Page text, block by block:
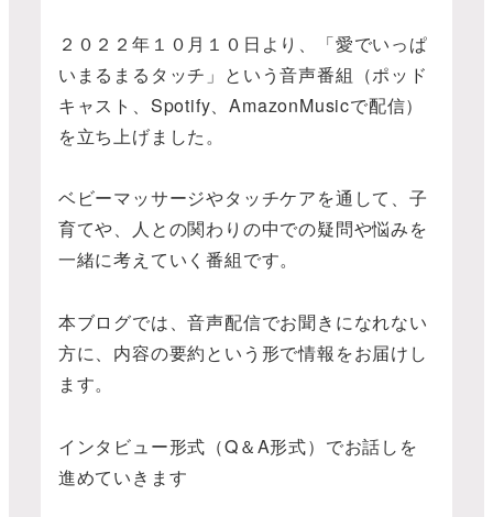
２０２２年１０月１０日より、「愛でいっぱ
いまるまるタッチ」という音声番組（ポッド
キャスト、Spotify、AmazonMusicで配信）
を立ち上げました。
ベビーマッサージやタッチケアを通して、子
育てや、人との関わりの中での疑問や悩みを
一緒に考えていく番組です。
本ブログでは、音声配信でお聞きになれない
方に、内容の要約という形で情報をお届けし
ます。
インタビュー形式（Q＆A形式）でお話しを
進めていきます